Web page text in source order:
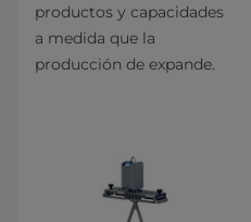
productos y capacidades
a medida que la
producción de expande.